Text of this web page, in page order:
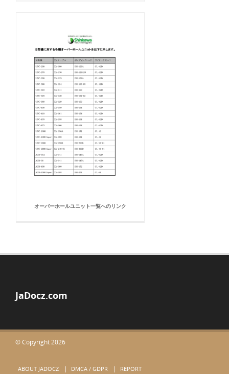
オーバーホールユニット一覧へのリンク
JaDocz.com
© Copyright 2026
ABOUT JADOCZ DMCA / GDPR REPORT